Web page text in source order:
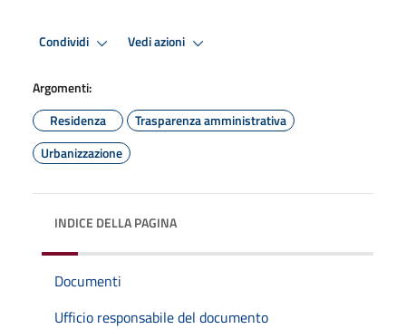
Condividi Vedi azioni
Argomenti:
Residenza
Trasparenza amministrativa
Urbanizzazione
INDICE DELLA PAGINA
Documenti
Ufficio responsabile del documento